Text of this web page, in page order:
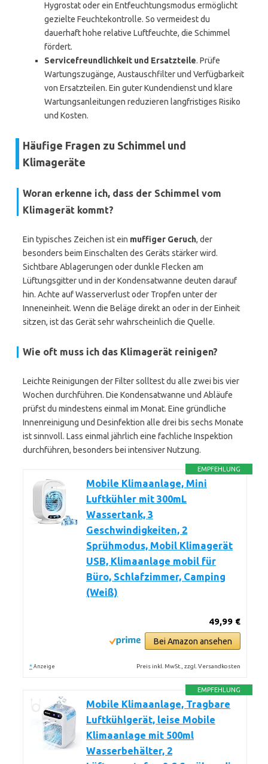
Hygrostat oder ein Entfeuchtungsmodus ermöglicht
gezielte Feuchtekontrolle. So vermeidest du
dauerhaft hohe relative Luftfeuchte, die Schimmel
fördert.
Servicefreundlichkeit und Ersatzteile. Prüfe
Wartungszugänge, Austauschfilter und Verfügbarkeit
von Ersatzteilen. Ein guter Kundendienst und klare
Wartungsanleitungen reduzieren langfristiges Risiko
und Kosten.
Häufige Fragen zu Schimmel und
Klimageräte
Woran erkenne ich, dass der Schimmel vom
Klimagerät kommt?
Ein typisches Zeichen ist ein muffiger Geruch, der
besonders beim Einschalten des Geräts stärker wird.
Sichtbare Ablagerungen oder dunkle Flecken am
Lüftungsgitter und in der Kondensatwanne deuten darauf
hin. Achte auf Wasserverlust oder Tropfen unter der
Inneneinheit. Wenn die Beläge direkt an oder in der Einheit
sitzen, ist das Gerät sehr wahrscheinlich die Quelle.
Wie oft muss ich das Klimagerät reinigen?
Leichte Reinigungen der Filter solltest du alle zwei bis vier
Wochen durchführen. Die Kondensatwanne und Abläufe
prüfst du mindestens einmal im Monat. Eine gründliche
Innenreinigung und Desinfektion alle drei bis sechs Monate
ist sinnvoll. Lass einmal jährlich eine fachliche Inspektion
durchführen, besonders bei intensiver Nutzung.
EMPFEHLUNG
Mobile Klimaanlage, Mini
Luftkühler mit 300mL
Wassertank, 3
Geschwindigkeiten, 2
Sprühmodus, Mobil Klimagerät
USB, Klimaanlage mobil für
Büro, Schlafzimmer, Camping
(Weiß)
49,99 €
Bei Amazon ansehen
* Anzeige Preis inkl. MwSt., zzgl. Versandkosten
EMPFEHLUNG
Mobile Klimaanlage, Tragbare
Luftkühlgerät, leise Mobile
Klimaanlage mit 500ml
Wasserbehälter, 2